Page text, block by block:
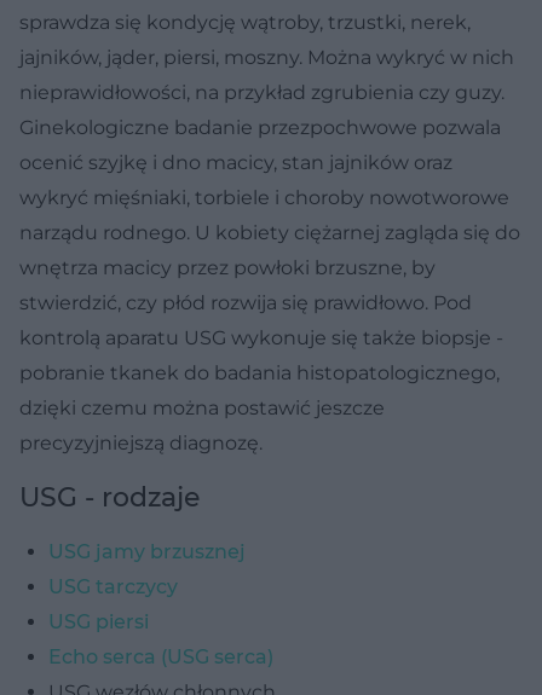
sprawdza się kondycję wątroby, trzustki, nerek,
jajników, jąder, piersi, moszny. Można wykryć w nich
nieprawidłowości, na przykład zgrubienia czy guzy.
Ginekologiczne badanie przezpochwowe pozwala
ocenić szyjkę i dno macicy, stan jajników oraz
wykryć mięśniaki, torbiele i choroby nowotworowe
narządu rodnego. U kobiety ciężarnej zagląda się do
wnętrza macicy przez powłoki brzuszne, by
stwierdzić, czy płód rozwija się prawidłowo. Pod
kontrolą aparatu USG wykonuje się także biopsje -
pobranie tkanek do badania histopatologicznego,
dzięki czemu można postawić jeszcze
precyzyjniejszą diagnozę.
USG - rodzaje
USG jamy brzusznej
USG tarczycy
USG piersi
Echo serca (USG serca)